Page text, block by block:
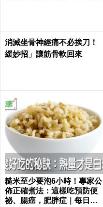
消滅坐骨神經痛不必挨刀
緩妙招」讓筋骨軟回來
糙米至少要泡6小時！專家公
佈正確煮法：這樣吃預防便
祕、腸癌，肥胖症｜每日健